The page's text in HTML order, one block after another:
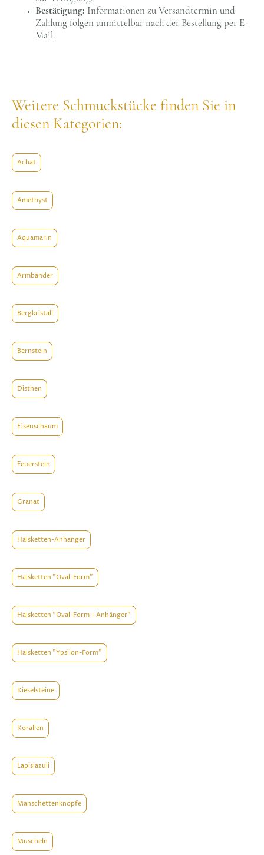
Bestätigung: Informationen zu Versandtermin und
Zahlung folgen unmittelbar nach der Bestellung per E-
Mail.
Weitere Schmuckstücke finden Sie in
diesen Kategorien:
Achat
Amethyst
Aquamarin
Armbänder
Bergkristall
Bernstein
Disthen
Eisenschaum
Feuerstein
Granat
Halsketten-Anhänger
Halsketten "Oval-Form"
Halsketten "Oval-Form + Anhänger"
Halsketten "Ypsilon-Form"
Kieselsteine
Korallen
Lapislazuli
Manschettenknöpfe
Muscheln